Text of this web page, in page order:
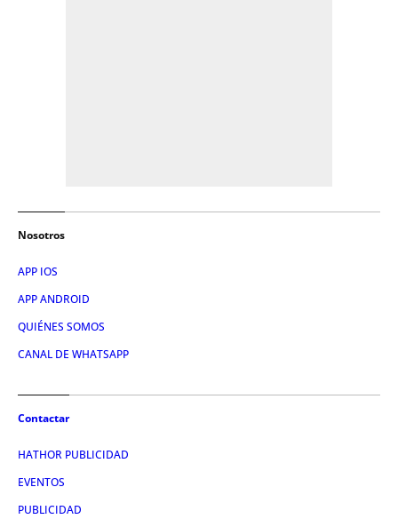
Nosotros
APP IOS
APP ANDROID
QUIÉNES SOMOS
CANAL DE WHATSAPP
Contactar
HATHOR PUBLICIDAD
EVENTOS
PUBLICIDAD